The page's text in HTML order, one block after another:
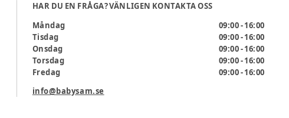
HAR DU EN FRÅGA? VÄNLIGEN KONTAKTA OSS
Måndag
09:00 - 16:00
Tisdag
09:00 - 16:00
Onsdag
09:00 - 16:00
Torsdag
09:00 - 16:00
Fredag
09:00 - 16:00
info@babysam.se